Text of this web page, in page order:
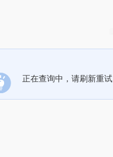
正在查询中，请刷新重试